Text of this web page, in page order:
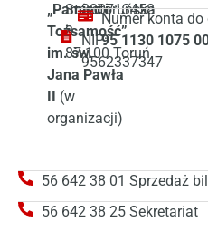
„Pamięć i
Tożsamość”
im. św.
Jana Pawła
(w
organizacji)
Starotoruńska
3
87-100 Toruń
380713458
NIP:
9562337347
Numer konta do
95 1130 1075
56 642 38 01 Sprzedaż
56 642 38 25 Sekretariat